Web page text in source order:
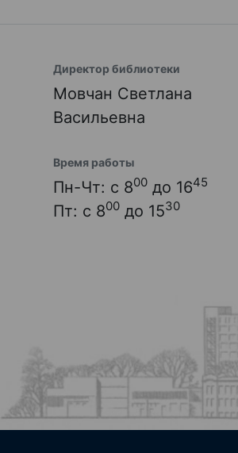
Директор библиотеки
Мовчан Светлана
Васильевна
Время работы
Пн-Чт: с 800 до 1645
Пт: с 800 до 1530